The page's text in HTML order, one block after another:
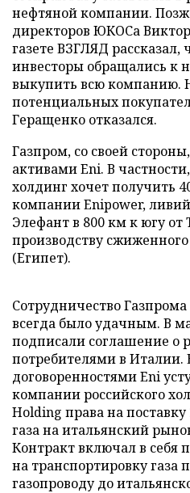
нефтяной компании.
директоров ЮКОСа
газете ВЗГЛЯД рассказал,
инвесторы обращались к
выкупить всю компанию.
потенциальных
Геращенко отказался.
Газпром, со своей
активами Eni. В
холдинг хочет получить
компании Enipower,
Элефант в 800 км к югу от
производству
(Египет).
Сотрудничество
всегда было удачным. В
подписали соглашение о
потребителями в Италии.
договоренностями Eni
компании российского
Holding права на
газа на итальянский
Контракт включал в себя
на транспортировку газа
газопроводу до